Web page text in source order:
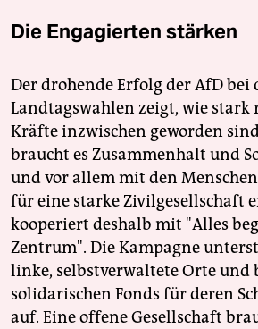
Die Engagierten stärken
Der drohende Erfolg der AfD bei
Landtagswahlen zeigt, wie stark
Kräfte inzwischen geworden
braucht es Zusammenhalt und
und vor allem mit den
für eine starke Zivilgesellschaft
kooperiert deshalb mit "Alles
Zentrum". Die Kampagne
linke, selbstverwaltete Orte und
solidarischen Fonds für deren
auf. Eine offene Gesellschaft